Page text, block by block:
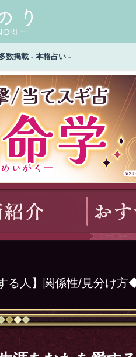
数掲載 - 本格占い -
る人】関係性/見分け方